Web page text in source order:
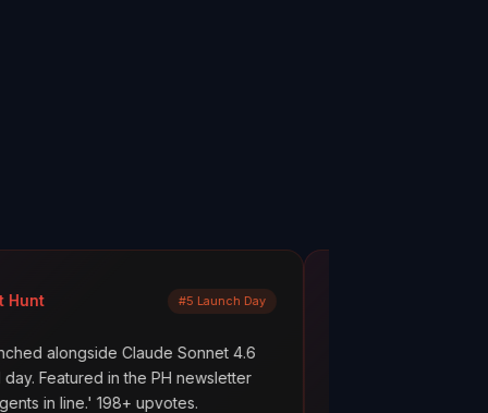
Claude Sonnet 4.6
in the PH newsletter
upvotes.
What are your AI agents actually
scenes? Most builders don't